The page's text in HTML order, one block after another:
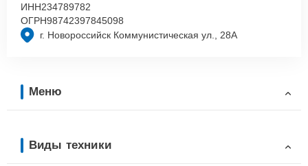
г. Новороссийск Коммунистическая ул., 28А
ИНН234789782
ОГРН98742397845098
Меню
Виды техники